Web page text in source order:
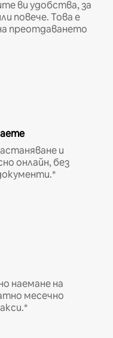
ви удобства, за
повече. Това е
преотдаването
и
онлайн, без
наемане на
месечно